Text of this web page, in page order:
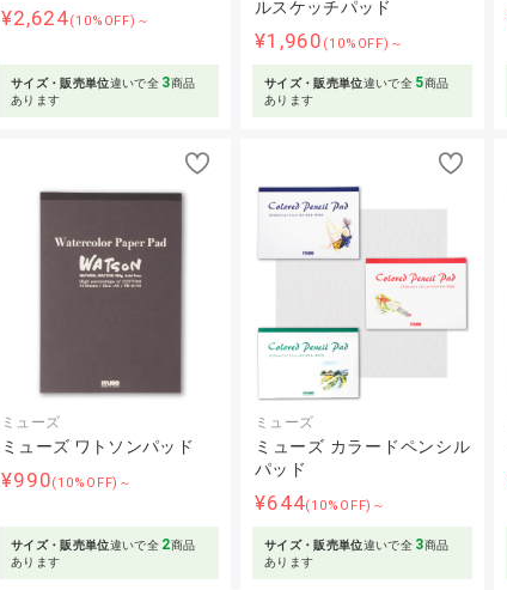
¥2,624(10%OFF)～
サイズ・販売単位違いで全 3商品
あります
ルスケッチパッド
¥1,960 (10%OFF)～
サイズ・販売単位違いで全 5商品
あります
ミューズ
ミューズ ワトソンパッド
¥990(10%OFF)～
サイズ・販売単位違いで全 2商品
あります
ミューズ
ミューズ カラードペンシル
パッド
¥644(10%OFF)～
サイズ・販売単位違いで全 3商品
あります